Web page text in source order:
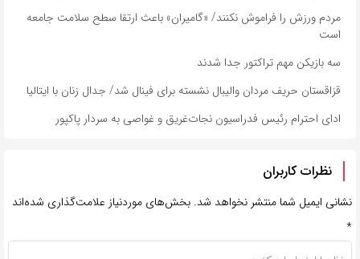
مردم ورزش را فراموش نکنند/ «گامیران» باعث ارتقا سطح سلامت جامعه
است
سه بازیکن مهم تراکتور جدا شدند
قزاقستان حریف مردان والیبال نشسته برای فینال شد/ جدال زنان با ایتالیا
ادای احترام رئیس فدراسیون نجات‌غریق و غواصی به سردار پاکپور
نظرات کاربران
نشانی ایمیل شما منتشر نخواهد شد. بخش‌های موردنیاز علامت‌گذاری شده‌اند
*